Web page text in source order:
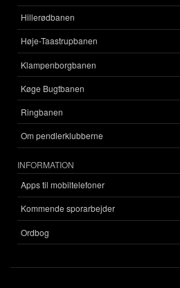
Hillerødbanen
Høje-Taastrupbanen
Klampenborgbanen
Køge Bugtbanen
Ringbanen
Om pendlerklubberne
INFORMATION
Apps til mobiltelefoner
Kommende sporarbejder
Ordbog